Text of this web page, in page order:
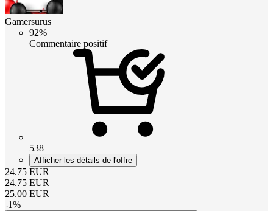
Gamersurus
92%
Commentaire positif
538
Afficher les détails de l'offre
24.75 EUR
24.75 EUR
25.00 EUR
-1%